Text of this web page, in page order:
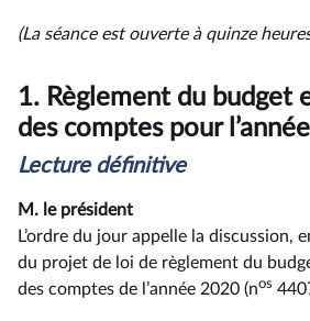
(La séance est ouverte à quinze
1. Règlement du budget
des comptes pour
Lecture définitive
M. le président
L’ordre du jour appelle la discussion,
du projet de loi de règlement du
des comptes de l’année 2020 (nos